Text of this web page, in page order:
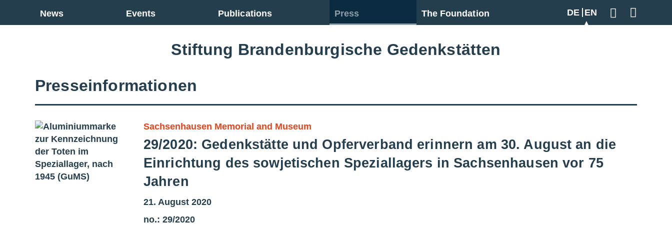
News Events Publications Press The Foundation DE EN
Go back to overview
Stiftung Brandenburgische Gedenkstätten
Presseinformationen
Sachsenhausen Memorial and Museum
29/2020: Gedenkstätte und Opferverband erinnern am 30. August an die
Einrichtung des sowjetischen Speziallagers in Sachsenhausen vor 75
Jahren
21. August 2020
no.: 29/2020